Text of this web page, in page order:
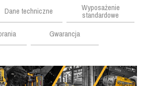
Dane techniczne Wyposażenie
standardowe
Gwarancja